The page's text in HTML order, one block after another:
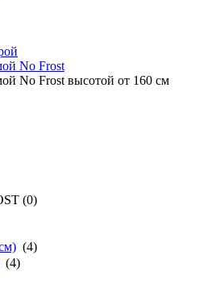
No Frost
No Frost высотой от 160 см
(0)
(4)
(4)